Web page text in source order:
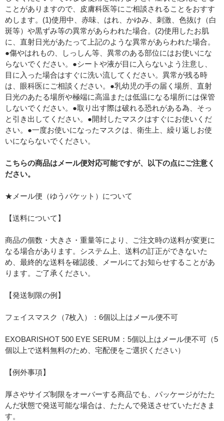
ことがありますので、皮膚科医等にご相談されることをおすす
めします。(1)使用中、赤味、はれ、かゆみ、刺激、色抜け（白
斑等）や黒ずみ等の異常があらわれた場合。(2)使用したお肌
に、直射日光があたって上記のような異常があらわれた場合。
●傷やはれもの、しっしん等、異常のある部位にはお使いにな
らないでください。●シートや液が目に入らないよう注意し、
目に入った場合はすぐに洗い流してください。異常が残る時
は、眼科医にご相談ください。●乳幼児の手の届く場所、直射
日光のあたる場所や極端に高温または低温になる場所には保管
しないでください。●取り出す際は破れる恐れがある為、そっ
と引き出してください。●開封したマスクはすぐにお使いくだ
さい。●一度お使いになったマスクは、衛生上、繰り返しお使
いにならないでください。
こちらの商品はメール便対応可能ですが、以下の点にご注意く
ださい。
★メール便（ゆうパケット）について
【送料について】
商品の個数・大きさ・重量等により、ご注文時の送料が変更に
なる場合があります。システム上、送料の訂正ができないた
め、最終的な送料を確認後、メールにてお知らせすることがあ
ります。ご了承ください。
【発送制限の例】
フェイスマスク（7枚入）：6個以上はメール便不可
EXOBARISHOT 500 EYE SERUM：5個以上はメール便不可（5
個以上で送料無料のため、宅配便をご選択ください）
【例外事項】
厚さやサイズ制限をオーバーする商品でも、パッケージがたた
んだ状態で発送可能な場合は、たたんで発送させていただきま
す。